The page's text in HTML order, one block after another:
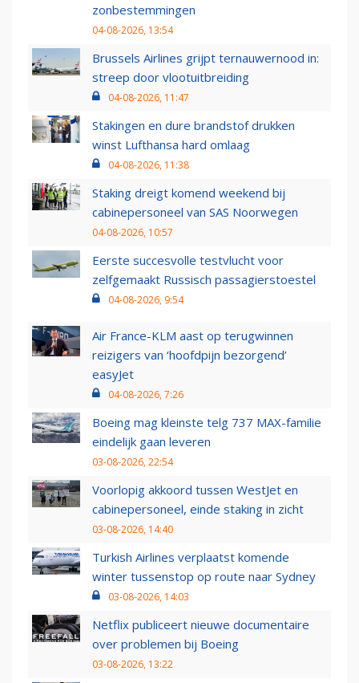
zonbestemmingen
04-08-2026, 13:54
Brussels Airlines grijpt ternauwernood in:
streep door vlootuitbreiding
04-08-2026, 11:47
Stakingen en dure brandstof drukken
winst Lufthansa hard omlaag
04-08-2026, 11:38
Staking dreigt komend weekend bij
cabinepersoneel van SAS Noorwegen
04-08-2026, 10:57
Eerste succesvolle testvlucht voor
zelfgemaakt Russisch passagierstoestel
04-08-2026, 9:54
Air France-KLM aast op terugwinnen
reizigers van ‘hoofdpijn bezorgend’
easyJet
04-08-2026, 7:26
Boeing mag kleinste telg 737 MAX-familie
eindelijk gaan leveren
03-08-2026, 22:54
Voorlopig akkoord tussen WestJet en
cabinepersoneel, einde staking in zicht
03-08-2026, 14:40
Turkish Airlines verplaatst komende
winter tussenstop op route naar Sydney
03-08-2026, 14:03
Netflix publiceert nieuwe documentaire
over problemen bij Boeing
03-08-2026, 13:22